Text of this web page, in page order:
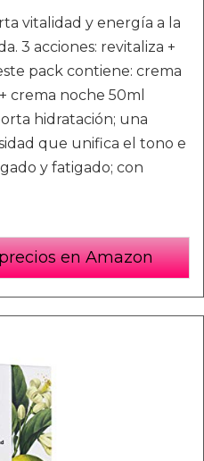
vitalidad y energía a la
3 acciones: revitaliza +
pack contiene: crema
crema noche 50ml
hidratación; una
que unifica el tono e
y fatigado; con
en Amazon